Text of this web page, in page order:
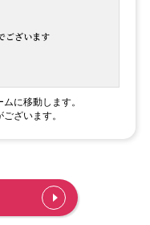
ございます
に移動します。
ざいます。